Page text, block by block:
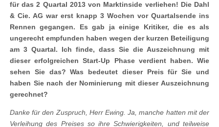
für das 2 Quartal 2013 von Marktinside verliehen! Die Dahl
& Cie. AG war erst knapp 3 Wochen vor Quartalsende ins
Rennen gegangen. Es gab ja einige Kritiker, die es als
ungerecht empfunden haben wegen der kurzen Beteiligung
am 3 Quartal. Ich finde, dass Sie die Auszeichnung mit
dieser erfolgreichen Start-Up Phase verdient haben. Wie
sehen Sie das? Was bedeutet dieser Preis für Sie und
haben Sie nach der Nominierung mit dieser Auszeichnung
gerechnet?
Danke für den Zuspruch, Herr Ewing. Ja, manche hatten mit der
Verleihung des Preises so ihre Schwierigkeiten, und teilweise